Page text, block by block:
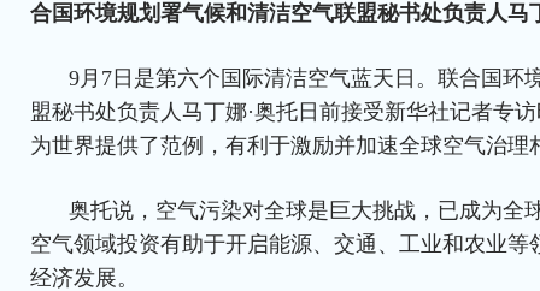
合国环境规划署气候和清洁空气联盟秘书处负责人马
9月7日是第六个国际清洁空气蓝天日。联合国环
盟秘书处负责人马丁娜·奥托日前接受新华社记者专
为世界提供了范例，有利于激励并加速全球空气治理
奥托说，空气污染对全球是巨大挑战，已成为全
空气领域投资有助于开启能源、交通、工业和农业等
经济发展。